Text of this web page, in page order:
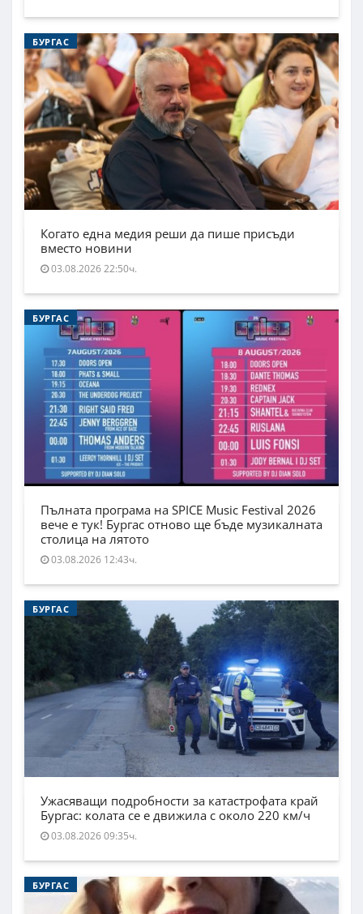
БУРГАС
Когато една медия реши да пише присъди
вместо новини
03.08.2026 22:50ч.
БУРГАС
Пълната програма на SPICE Music Festival 2026
вече е тук! Бургас отново ще бъде музикалната
столица на лятото
03.08.2026 12:43ч.
БУРГАС
Ужасяващи подробности за катастрофата край
Бургас: колата се е движила с около 220 км/ч
03.08.2026 09:35ч.
БУРГАС